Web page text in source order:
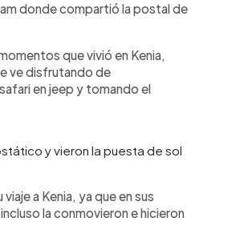
donde compartió la postal de
que vivió en Kenia,
ve disfrutando de
en jeep y tomando el
y vieron la puesta de sol
a Kenia, ya que en sus
la conmovieron e hicieron